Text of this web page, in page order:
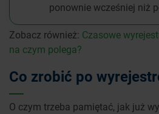
ponownie wcześniej niż
Zobacz również: Czasowe
na czym polega?
Co zrobić po
O czym trzeba pamiętać, jak już